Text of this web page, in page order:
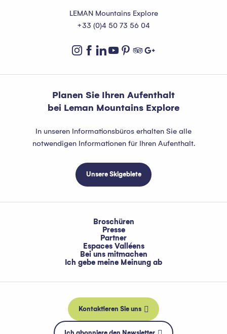
LEMAN Mountains Explore
+33 (0)4 50 73 56 04
Planen Sie Ihren Aufenthalt
bei Leman Mountains Explore
In unseren Informationsbüros erhalten Sie alle
notwendigen Informationen für Ihren Aufenthalt.
Unsere Skigebiete
Broschüren
Presse
Partner
Espaces Valléens
Bei uns mitmachen
Ich gebe meine Meinung ab
Kontaktieren Sie uns